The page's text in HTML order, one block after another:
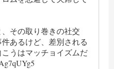
その取り巻きの社交
あるけど、差別される
うはマッチョイズムだ